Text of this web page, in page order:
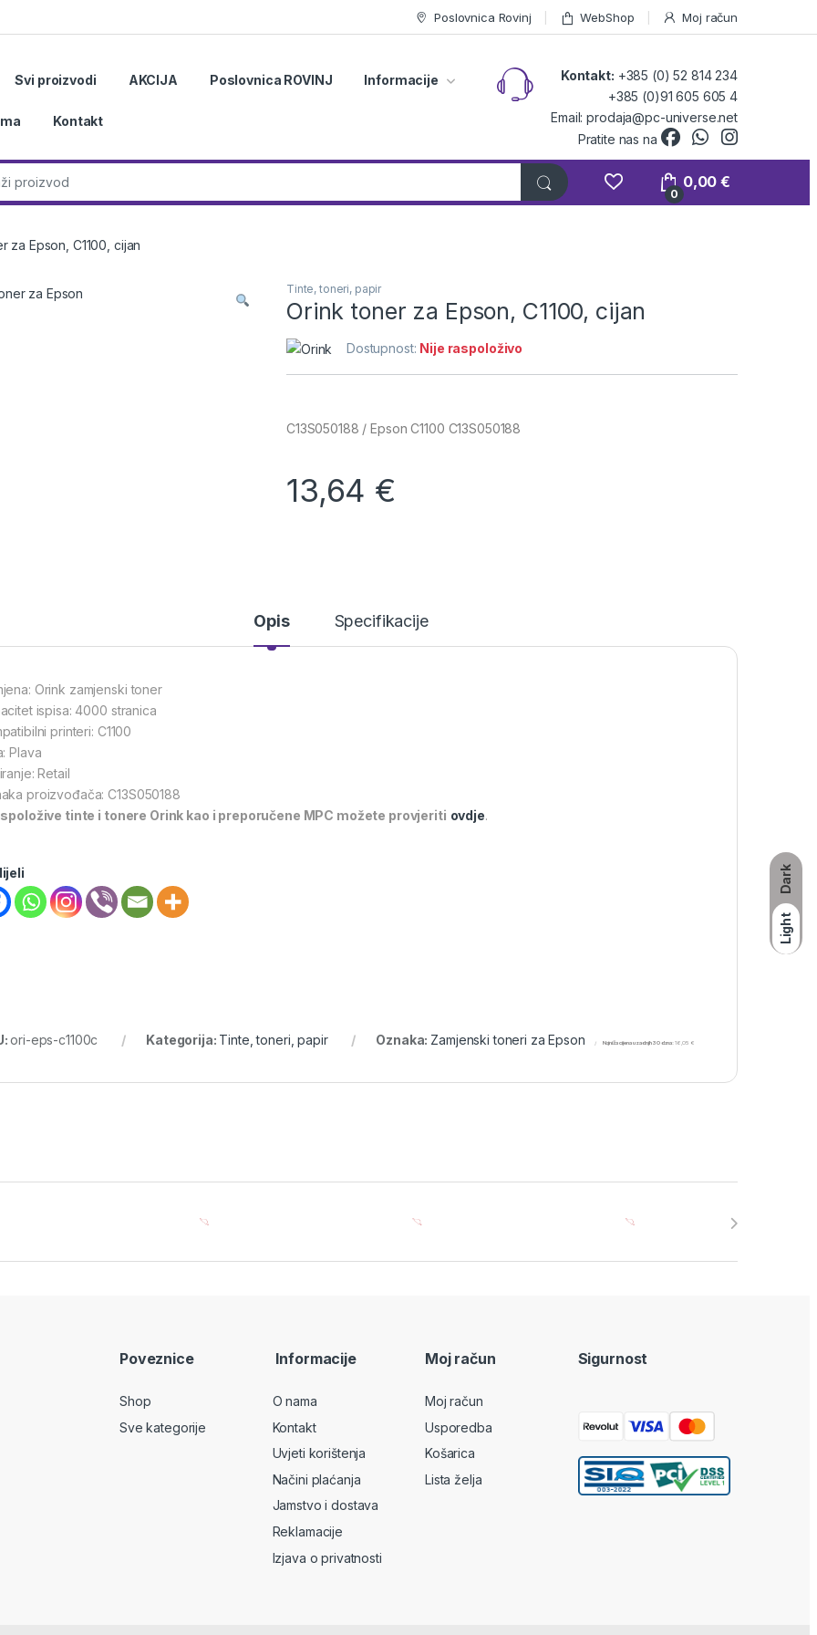
Dark
Light
Poslovnica Rovinj WebShop Moj račun
Svi proizvodi AKCIJA Poslovnica ROVINJ Informacije
Kontakt
Kontakt: +385 (0) 52 814 234
+385 (0)91 605 605 4
Email: prodaja@pc-universe.net
Pratite nas na
0
0,00€
za Epson, C1100, cijan
Tinte, toneri, papir
Orink toner za Epson, C1100, cijan
Dostupnost: Nije raspoloživo
C13S050188 / Epson C1100 C13S050188
13,64 €
Opis Specifikacije
Orink zamjenski toner
ispisa: 4000 stranica
printeri: C1100
Plava
Retail
proizvođača: C13S050188
tinte i tonere Orink kao i preporučene MPC možete provjeriti ovdje.
ori-eps-c1100c Kategorija: Tinte, toneri, papir Oznaka: Zamjenski toneri za Epson Najniža cijena u zadnjih 30 dana:16,05€
Poveznice
Shop
Sve kategorije
Informacije
O nama
Kontakt
Uvjeti korištenja
Načini plaćanja
Jamstvo i dostava
Reklamacije
Izjava o privatnosti
Moj račun
Moj račun
Usporedba
Košarica
Lista želja
Sigurnost